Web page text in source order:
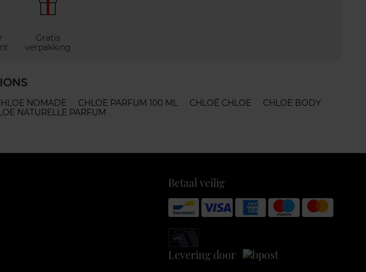
Gratis
verpakking
NOMADE CHLOE PARFUM 100 ML CHLOÉ CHLOE
CHLOE BODY
NATURELLE PARFUM
Betaal veilig
Levering door